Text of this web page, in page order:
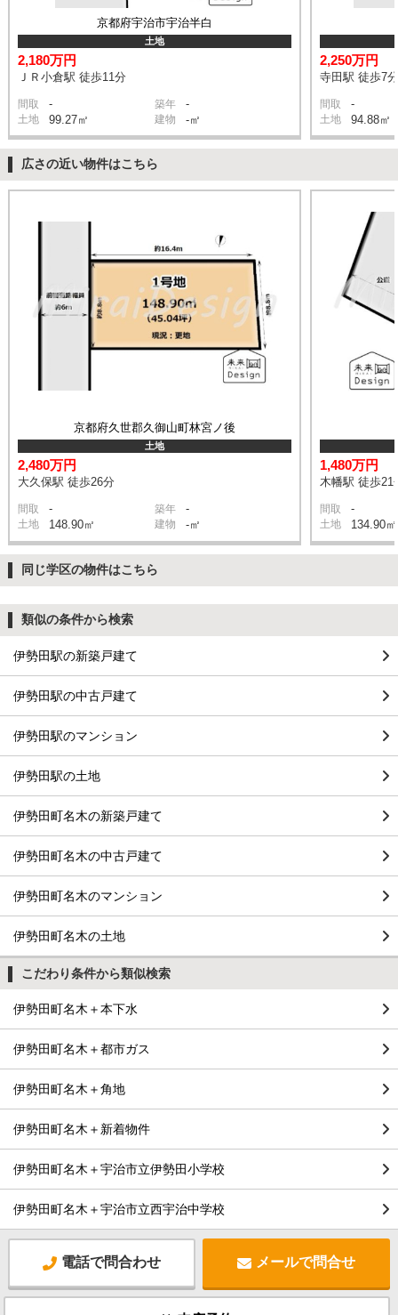
京都府宇治市宇治半白
土地
2,180万円
ＪＲ小倉駅 徒歩11分
間取 - 築年 -
土地 99.27㎡ 建物 -㎡
2,250万円
寺田駅 徒歩7分
間取 -
土地 94.88㎡
広さの近い物件はこちら
京都府久世郡久御山町林宮ノ後
土地
2,480万円
大久保駅 徒歩26分
間取 - 築年 -
土地 148.90㎡ 建物 -㎡
1,480万円
木幡駅 徒歩21
間取 -
土地 134.90㎡
同じ学区の物件はこちら
類似の条件から検索
伊勢田駅の新築戸建て
伊勢田駅の中古戸建て
伊勢田駅のマンション
伊勢田駅の土地
伊勢田町名木の新築戸建て
伊勢田町名木の中古戸建て
伊勢田町名木のマンション
伊勢田町名木の土地
こだわり条件から類似検索
伊勢田町名木＋本下水
伊勢田町名木＋都市ガス
伊勢田町名木＋角地
伊勢田町名木＋新着物件
伊勢田町名木＋宇治市立伊勢田小学校
伊勢田町名木＋宇治市立西宇治中学校
電話で問合わせ メールで問合せ